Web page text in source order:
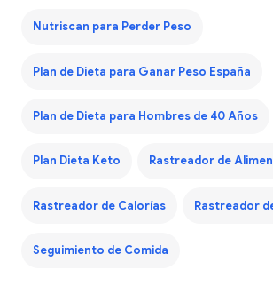
Nutriscan para Perder Peso
Plan de Dieta para Ganar Peso España
Plan de Dieta para Hombres de 40 Años
Plan Dieta Keto Rastreador de
Rastreador de Calorías Rastreador
Seguimiento de Comida